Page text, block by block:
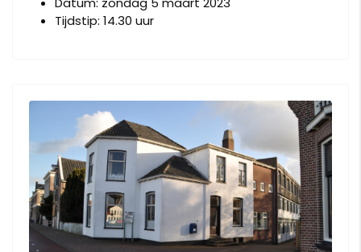
Tijdstip: 14.30 uur